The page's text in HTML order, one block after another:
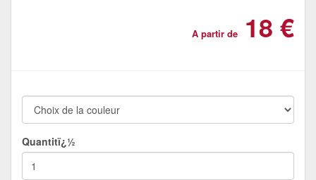
A partir de 18 €
Quantitï¿½